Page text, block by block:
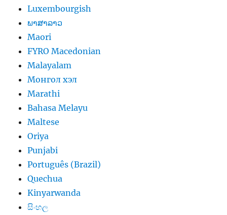
Luxembourgish
ພາສາລາວ
Maori
FYRO Macedonian
Malayalam
Монгол хэл
Marathi
Bahasa Melayu
Maltese
Oriya
Punjabi
Português (Brazil)
Quechua
Kinyarwanda
සිංහල